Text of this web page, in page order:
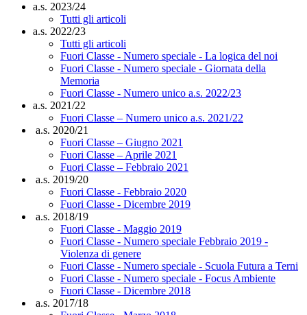
a.s. 2023/24
Tutti gli articoli
a.s. 2022/23
Tutti gli articoli
Fuori Classe - Numero speciale - La logica del noi
Fuori Classe - Numero speciale - Giornata della
Memoria
Fuori Classe - Numero unico a.s. 2022/23
a.s. 2021/22
Fuori Classe – Numero unico a.s. 2021/22
a.s. 2020/21
Fuori Classe – Giugno 2021
Fuori Classe – Aprile 2021
Fuori Classe – Febbraio 2021
a.s. 2019/20
Fuori Classe - Febbraio 2020
Fuori Classe - Dicembre 2019
a.s. 2018/19
Fuori Classe - Maggio 2019
Fuori Classe - Numero speciale Febbraio 2019 -
Violenza di genere
Fuori Classe - Numero speciale - Scuola Futura a Terni
Fuori Classe - Numero speciale - Focus Ambiente
Fuori Classe - Dicembre 2018
a.s. 2017/18